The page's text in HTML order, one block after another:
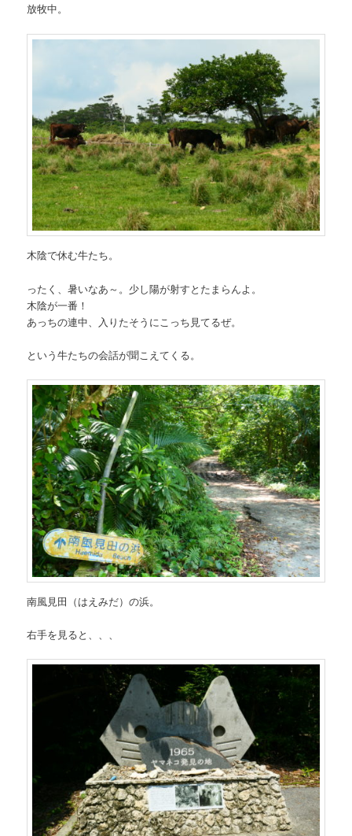
放牧中。
木陰で休む牛たち。
ったく、暑いなあ～。少し陽が射すとたまらんよ。
木陰が一番！
あっちの連中、入りたそうにこっち見てるぜ。
という牛たちの会話が聞こえてくる。
南風見田（はえみだ）の浜。
右手を見ると、、、